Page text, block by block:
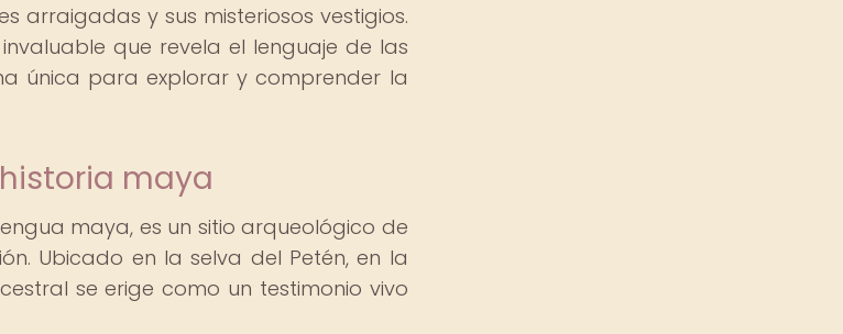
arraigadas y sus misteriosos vestigios.
que revela el lenguaje de las
única para explorar y comprender la
maya
maya, es un sitio arqueológico de
Ubicado en la selva del Petén, en la
se erige como un testimonio vivo